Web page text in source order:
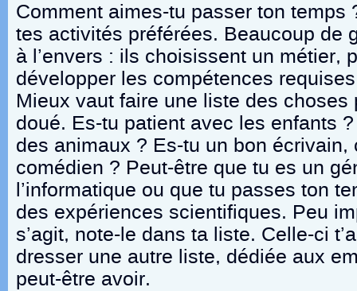
Comment aimes-tu passer ton temps
tes activités préférées. Beaucoup de
à l’envers : ils choisissent un métier,
développer les compétences
Mieux vaut faire une liste des
doué. Es-tu patient avec les enfants
des animaux ? Es-tu un bon écrivain,
comédien ? Peut-être que tu es un
l’informatique ou que tu passes ton
des expériences scientifiques. Peu
s’agit, note-le dans ta liste. Celle-ci
dresser une autre liste, dédiée aux
peut-être avoir.